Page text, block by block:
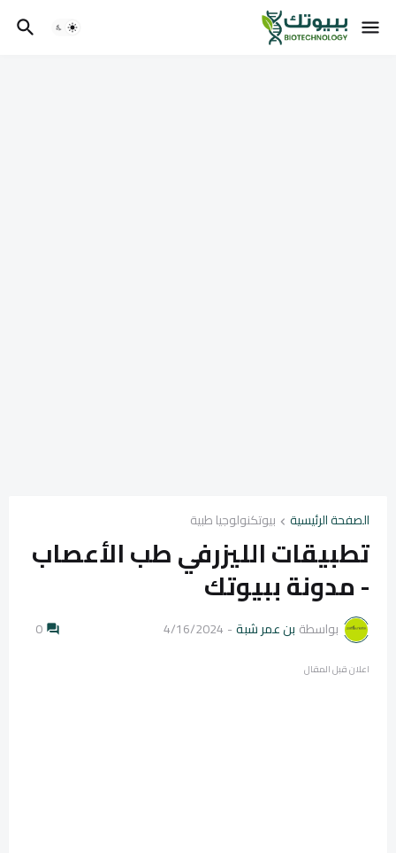
الصفحة الرئيسية بيوتكنولوجيا طبية
تطبيقات الليزرفي طب الأعصاب
- مدونة ببيوتك
بواسطة بن عمر شبة-
4/16/2024
0
اعلان قبل المقال